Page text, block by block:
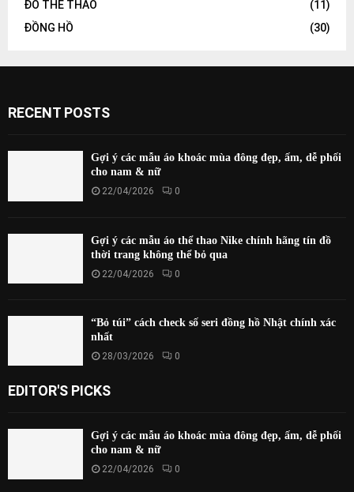
ĐỒ THỂ THAO
(11)
ĐỒNG HỒ
(30)
RECENT POSTS
Gợi ý các mẫu áo khoác mùa đông đẹp, ấm, dễ phối
cho nam & nữ
22/04/2026 0
Gợi ý các mẫu áo thể thao Nike chính hãng tín đồ
thời trang không thể bỏ qua
22/04/2026 0
“Bỏ túi” cách check số seri đồng hồ Nhật chính xác
nhất
28/03/2026 0
EDITOR'S PICKS
Gợi ý các mẫu áo khoác mùa đông đẹp, ấm, dễ phối
cho nam & nữ
22/04/2026 0